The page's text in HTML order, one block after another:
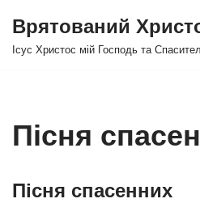
Перейти
Врятований
Ісус Христос мій Господь та
Пісня
Пісня спасенних